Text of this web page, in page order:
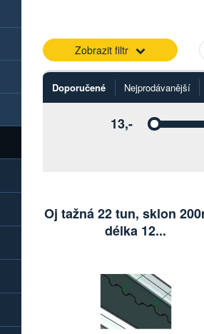
Zobrazit filtr
Doporučené Nejprodávanější
Vyberte
13,-
Oj tažná 22 tun, sklon
délka 12...